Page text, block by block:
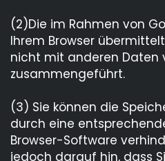
(2)Die im Rahmen von
Ihrem Browser
nicht mit anderen Daten
zusammengeführt.
(3) Sie können die
durch eine
Browser-Software
jedoch darauf hin, dass